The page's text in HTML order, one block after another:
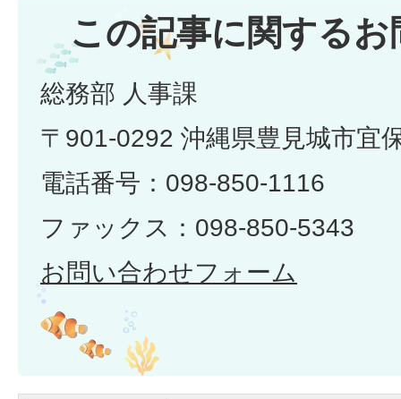
この記事に関する
総務部 人事課
〒901-0292 沖縄県豊見城市宜
電話番号：098-850-1116
ファックス：098-850-5343
お問い合わせフォーム